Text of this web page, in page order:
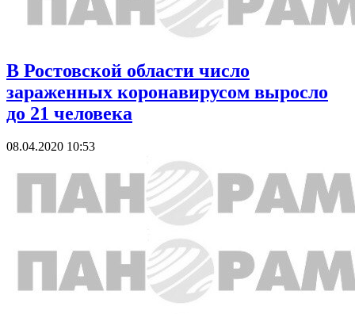
В Ростовской области число
зараженных коронавирусом выросло
до 21 человека
08.04.2020 10:53